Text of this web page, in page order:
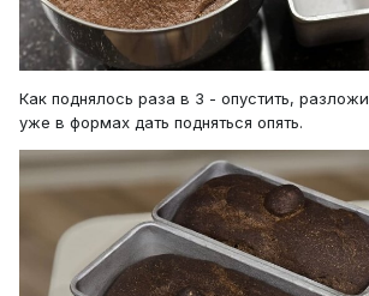
Как поднялось раза в 3 - опустить,
уже в формах дать подняться опять.